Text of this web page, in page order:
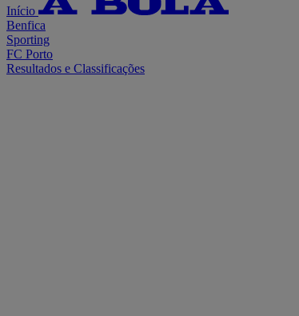
Início
Benfica
Sporting
FC Porto
Resultados e Classificações